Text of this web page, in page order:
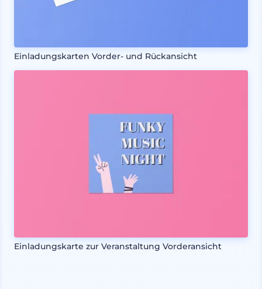
Einladungskarten Vorder- und Rückansicht
Einladungskarte zur Veranstaltung Vorderansicht